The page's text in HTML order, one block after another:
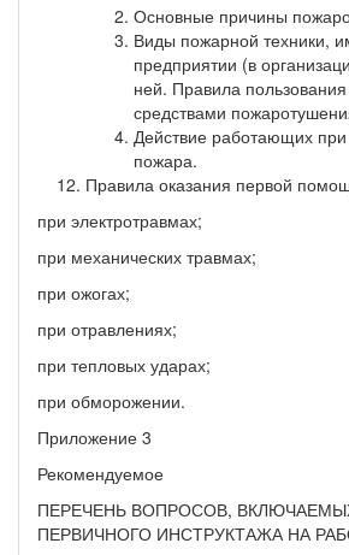
Основные причины
Виды пожарной техники,
предприятии (в
ней. Правила
средствами
Действие работающих при
пожара.
Правила оказания первой
при электротравмах;
при механических травмах;
при ожогах;
при отравлениях;
при тепловых ударах;
при обморожении.
Приложение 3
Рекомендуемое
ПЕРЕЧЕНЬ ВОПРОСОВ,
ПЕРВИЧНОГО ИНСТРУКТАЖА НА